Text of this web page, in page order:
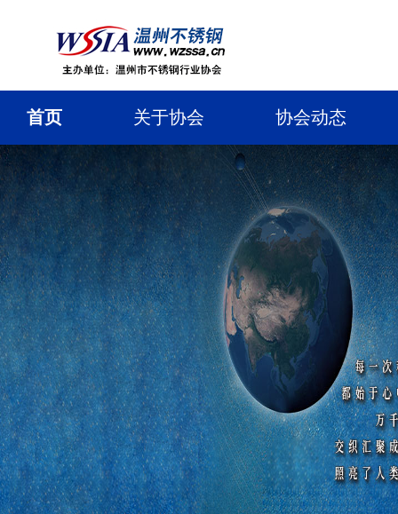
首页 关于协会 协会动态